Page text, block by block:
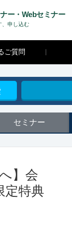
ー・Webセミナー
、申し込む
ご質問
セミナー
】会
定特典